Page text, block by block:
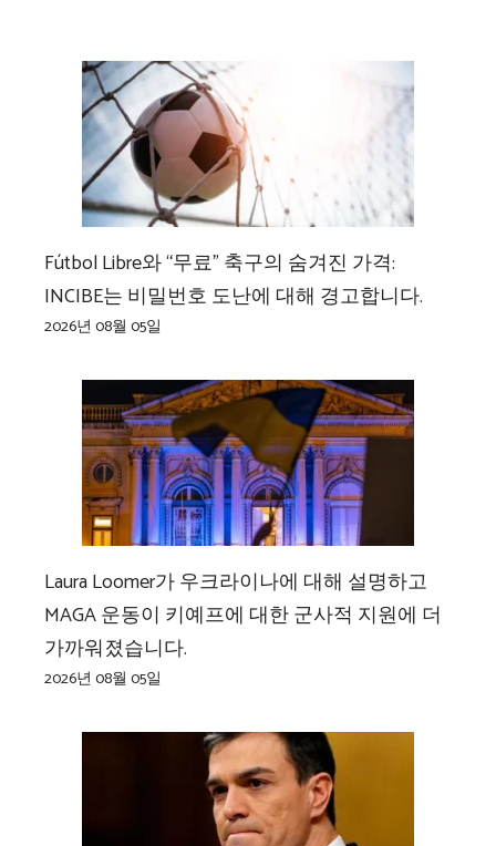
Fútbol Libre와 “무료” 축구의 숨겨진 가격:
INCIBE는 비밀번호 도난에 대해 경고합니다.
2026년 08월 05일
Laura Loomer가 우크라이나에 대해 설명하고
MAGA 운동이 키예프에 대한 군사적 지원에 더
가까워졌습니다.
2026년 08월 05일